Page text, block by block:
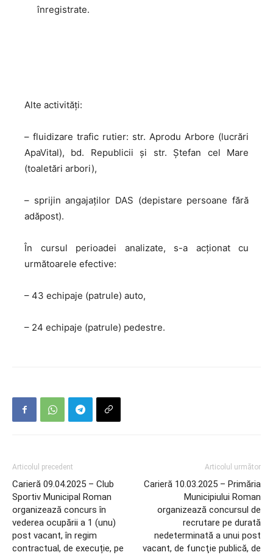
înregistrate.
Alte activități:
– fluidizare trafic rutier: str. Aprodu Arbore (lucrări
ApaVital), bd. Republicii și str. Ștefan cel Mare
(toaletări arbori),
– sprijin angajaților DAS (depistare persoane fără
adăpost).
În cursul perioadei analizate, s-a acţionat cu
următoarele efective:
– 43 echipaje (patrule) auto,
– 24 echipaje (patrule) pedestre.
Articolul precedent
Carieră 09.04.2025 – Club
Sportiv Municipal Roman
organizează concurs în
vederea ocupării a 1 (unu)
post vacant, în regim
contractual, de execuție, pe
Articolul următor
Carieră 10.03.2025 – Primăria
Municipiului Roman
organizează concursul de
recrutare pe durată
nedeterminată a unui post
vacant, de funcţie publică, de